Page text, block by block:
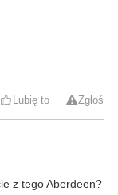
Lubię to Zgłoś
z tego Aberdeen?